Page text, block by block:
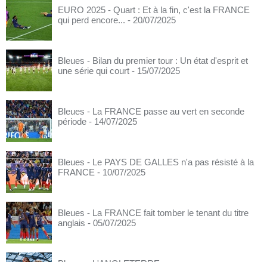
EURO 2025 - Quart : Et à la fin, c'est la FRANCE
qui perd encore... - 20/07/2025
Bleues - Bilan du premier tour : Un état d'esprit et
une série qui court - 15/07/2025
Bleues - La FRANCE passe au vert en seconde
période - 14/07/2025
Bleues - Le PAYS DE GALLES n'a pas résisté à la
FRANCE - 10/07/2025
Bleues - La FRANCE fait tomber le tenant du titre
anglais - 05/07/2025